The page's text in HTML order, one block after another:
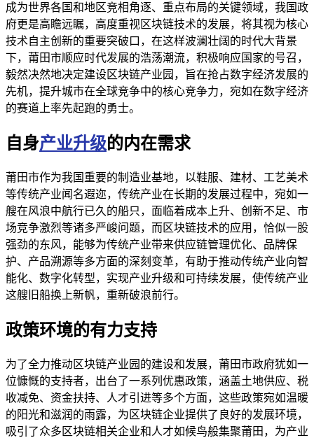
成为世界各国和地区竞相角逐、重点布局的关键领域，我国政
府更是高瞻远瞩，高度重视区块链技术的发展，将其视为核心
技术自主创新的重要突破口，在这样波澜壮阔的时代大背景
下，莆田市顺应时代发展的浩荡潮流，积极响应国家的号召，
毅然决然地决定建设区块链产业园，旨在抢占数字经济发展的
先机，提升城市在全球竞争中的核心竞争力，宛如在数字经济
的赛道上率先起跑的勇士。
自身产业升级的内在需求
莆田市作为我国重要的制造业基地，以鞋服、建材、工艺美术
等传统产业闻名遐迩，传统产业在长期的发展过程中，宛如一
艘在风浪中航行已久的船只，面临着成本上升、创新不足、市
场竞争激烈等诸多严峻问题，而区块链技术的应用，恰似一股
强劲的东风，能够为传统产业带来供应链管理优化、品牌保
护、产品溯源等多方面的深刻变革，有助于推动传统产业向智
能化、数字化转型，实现产业升级和可持续发展，使传统产业
这艘旧船换上新帆，重新破浪前行。
政策环境的有力支持
为了全力推动区块链产业园的建设和发展，莆田市政府犹如一
位慷慨的支持者，出台了一系列优惠政策，涵盖土地供应、税
收减免、资金扶持、人才引进等多个方面，这些政策宛如温暖
的阳光和滋润的雨露，为区块链企业提供了良好的发展环境，
吸引了众多区块链相关企业和人才如候鸟般集聚莆田，为产业